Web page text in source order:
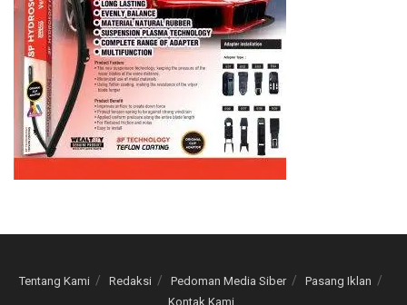
Tentang Kami Redaksi Pedoman Media Siber
Pasang Iklan
Kontak Kami